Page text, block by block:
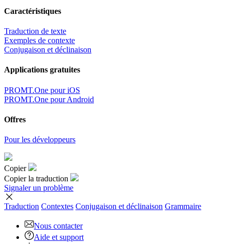
Caractéristiques
Traduction de texte
Exemples de contexte
Conjugaison et déclinaison
Applications gratuites
PROMT.One pour iOS
PROMT.One pour Android
Offres
Pour les développeurs
Copier
Copier la traduction
Signaler un problème
Traduction Contextes Conjugaison et déclinaison Grammaire
Nous contacter
Aide et support